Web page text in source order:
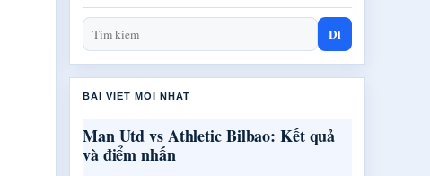
Di
BAI VIET MOI NHAT
Man Utd vs Athletic Bilbao: Kết quả
và điểm nhấn